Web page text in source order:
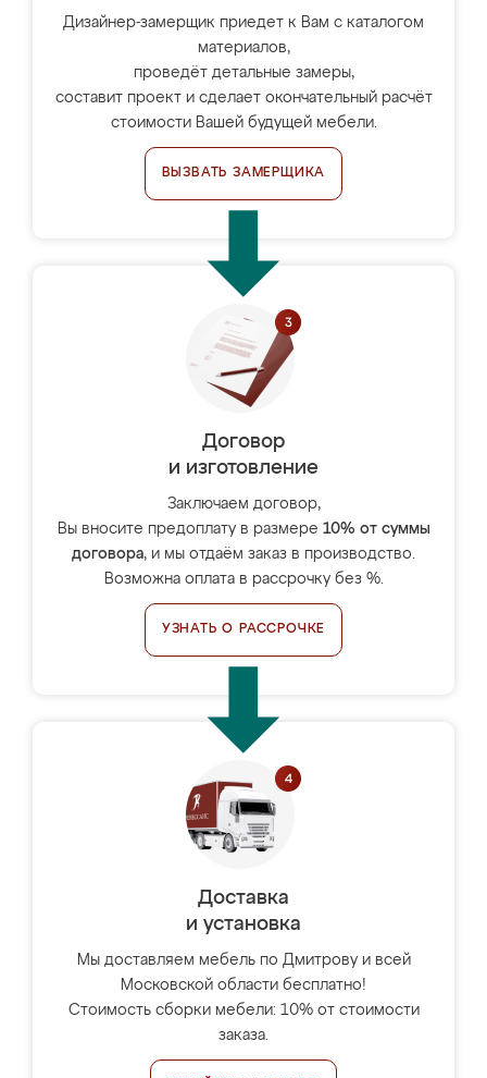
Дизайнер-замерщик приедет к Вам с каталогом
материалов,
проведёт детальные замеры,
составит проект и сделает окончательный расчёт
стоимости Вашей будущей мебели.
ВЫЗВАТЬ ЗАМЕРЩИКА
Договор
и изготовление
Заключаем договор,
Вы вносите предоплату в размере 10% от суммы
договора, и мы отдаём заказ в производство.
Возможна оплата в рассрочку без %.
УЗНАТЬ О РАССРОЧКЕ
Доставка
и установка
Мы доставляем мебель по Дмитрову и всей
Московской области бесплатно!
Стоимость сборки мебели: 10% от стоимости
заказа.